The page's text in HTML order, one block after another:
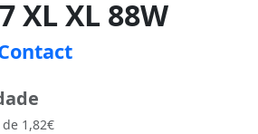
XL XL 88W
1,82€